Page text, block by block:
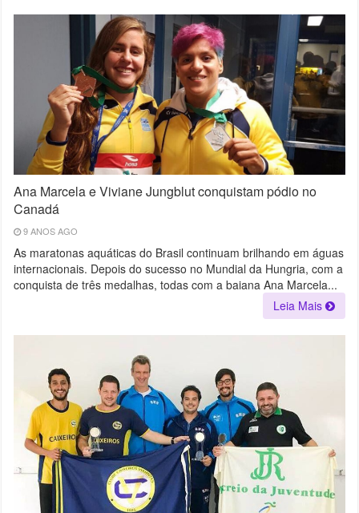
Ana Marcela e Viviane Jungblut conquistam pódio no
Canadá
9 ANOS AGO
As maratonas aquáticas do Brasil continuam brilhando em águas
internacionais. Depois do sucesso no Mundial da Hungria, com a
conquista de três medalhas, todas com a baiana Ana Marcela...
Leia Mais